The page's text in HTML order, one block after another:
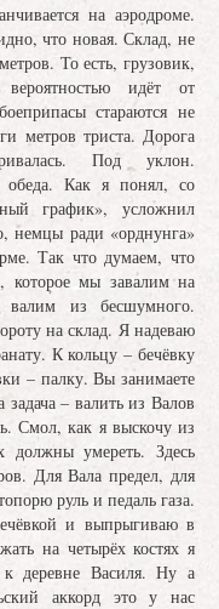
на аэродроме.
что новая. Склад, не
То есть, грузовик,
идёт от
стараются не
метров триста. Дорога
Под уклон.
обеда. Как я понял, со
график», усложнил
немцы ради «орднунга»
Так что думаем, что
которое мы завалим на
из бесшумного.
на склад. Я надеваю
К кольцу – бечёвку
– палку. Вы занимаете
– валить из Валов
Смол, как я выскочу из
умереть. Здесь
Для Вала предел, для
руль и педаль газа.
и выпрыгиваю в
на четырёх костях я
деревне Василя. Ну а
аккорд это у нас